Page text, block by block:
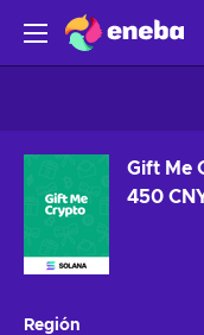
Gift Me
450
Región